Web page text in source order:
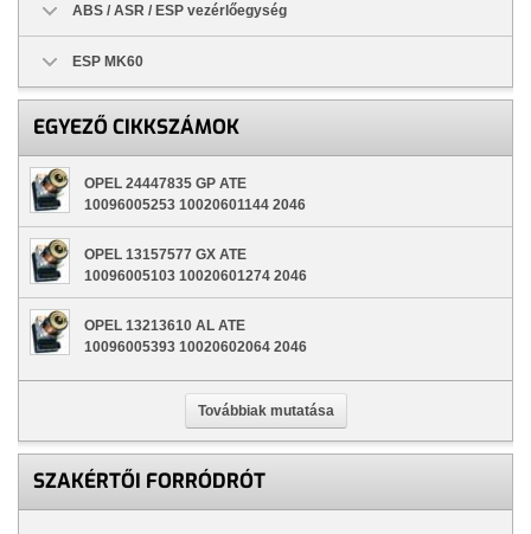
ABS / ASR / ESP vezérlőegység
ESP MK60
EGYEZŐ CIKKSZÁMOK
OPEL 24447835 GP ATE
10096005253 10020601144 2046
OPEL 13157577 GX ATE
10096005103 10020601274 2046
OPEL 13213610 AL ATE
10096005393 10020602064 2046
Továbbiak mutatása
SZAKÉRTŐI FORRÓDRÓT